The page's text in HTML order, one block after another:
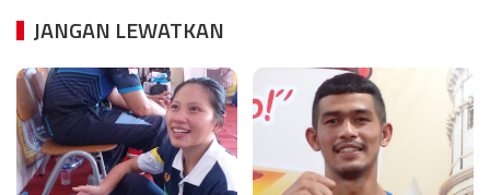
JANGAN LEWATKAN